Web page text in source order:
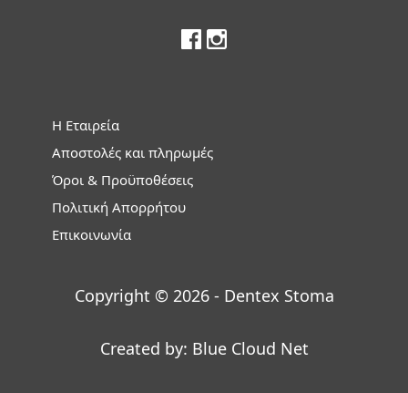
Η Εταιρεία
Αποστολές και πληρωμές
Όροι & Προϋποθέσεις
Πολιτική Απορρήτου
Επικοινωνία
Copyright © 2026 - Dentex Stoma
Created by: Blue Cloud Net